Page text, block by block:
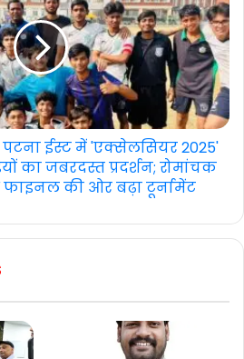
ईस्ट में 'एक्सेलसियर 2025'
का जबरदस्त प्रदर्शन; रोमांचक
की ओर बढ़ा टूर्नामेंट